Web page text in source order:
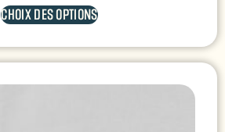
CHOIX DES OPTIONS